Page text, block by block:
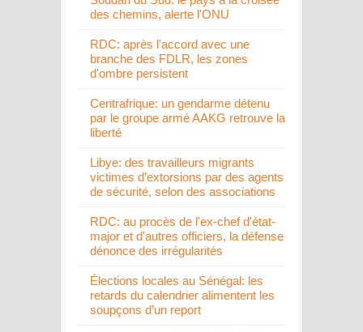
des chemins, alerte l'ONU
RDC: après l'accord avec une
branche des FDLR, les zones
d'ombre persistent
Centrafrique: un gendarme détenu
par le groupe armé AAKG retrouve la
liberté
Libye: des travailleurs migrants
victimes d’extorsions par des agents
de sécurité, selon des associations
RDC: au procès de l'ex-chef d'état-
major et d'autres officiers, la défense
dénonce des irrégularités
Élections locales au Sénégal: les
retards du calendrier alimentent les
soupçons d’un report